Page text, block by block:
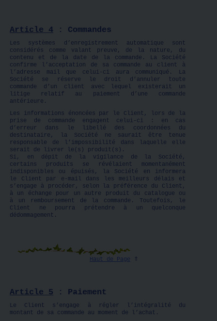
Article 4 : Commandes
Les systèmes d’enregistrement automatique sont
considérés comme valant preuve, de la nature, du
contenu et de la date de la commande. La Société
confirme l’acceptation de sa commande au client à
l’adresse mail que celui-ci aura communiqué. La
Société se réserve le droit d’annuler toute
commande d’un client avec lequel existerait un
litige relatif au paiement d’une commande
antérieure.
Les informations énoncées par le Client, lors de la
prise de commande engagent celui-ci : en cas
d’erreur dans le libellé des coordonnées du
destinataire, la Société ne saurait être tenue
responsable de l’impossibilité dans laquelle elle
serait de livrer le(s) produit(s).
Si, en dépit de la vigilance de la Société,
certains produits se révélaient momentanément
indisponibles ou épuisés, la Société en informera
le Client par e-mail dans les meilleurs délais et
s’engage à procéder, selon la préférence du Client,
à un échange pour un autre produit du catalogue ou
à un remboursement de la commande. Toutefois, le
Client ne pourra prétendre à un quelconque
dédommagement.
Haut de Page ⇑
Article 5 : Paiement
Le Client s’engage à régler l’intégralité du
montant de sa commande au moment de l’achat.